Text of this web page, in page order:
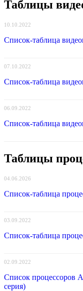
Таблицы
10.10.2022
Список-таблица
07.10.2022
Список-таблица
06.09.2022
Список-таблица
Таблицы
04.06.2026
Список-таблица
03.09.2022
Список-таблица
02.09.2022
Список процессоров
серия)